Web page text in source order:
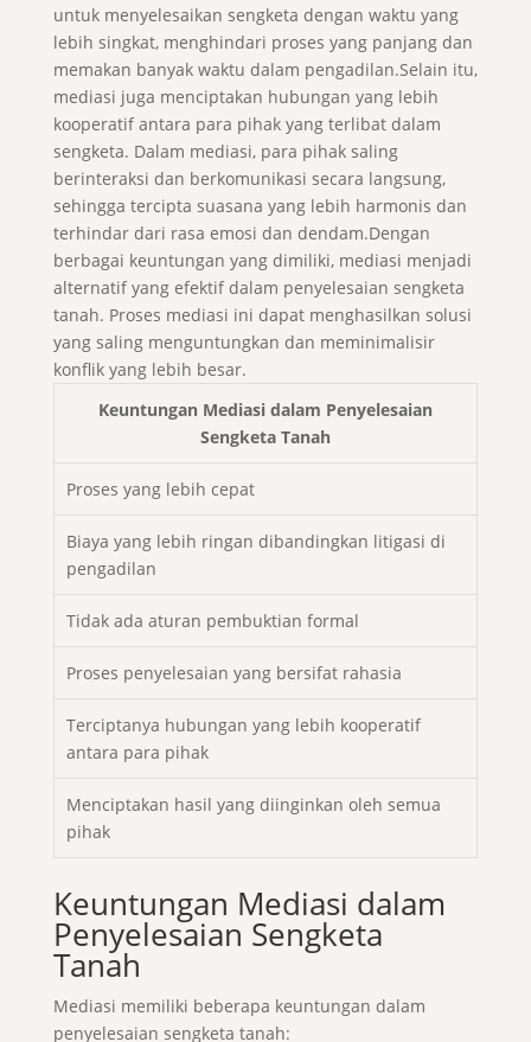
untuk menyelesaikan sengketa dengan waktu yang
lebih singkat, menghindari proses yang panjang dan
memakan banyak waktu dalam pengadilan.Selain itu,
mediasi juga menciptakan hubungan yang lebih
kooperatif antara para pihak yang terlibat dalam
sengketa. Dalam mediasi, para pihak saling
berinteraksi dan berkomunikasi secara langsung,
sehingga tercipta suasana yang lebih harmonis dan
terhindar dari rasa emosi dan dendam.Dengan
berbagai keuntungan yang dimiliki, mediasi menjadi
alternatif yang efektif dalam penyelesaian sengketa
tanah. Proses mediasi ini dapat menghasilkan solusi
yang saling menguntungkan dan meminimalisir
konflik yang lebih besar.
Keuntungan Mediasi dalam Penyelesaian
Sengketa Tanah
Proses yang lebih cepat
Biaya yang lebih ringan dibandingkan litigasi di
pengadilan
Tidak ada aturan pembuktian formal
Proses penyelesaian yang bersifat rahasia
Terciptanya hubungan yang lebih kooperatif
antara para pihak
Menciptakan hasil yang diinginkan oleh semua
pihak
Keuntungan Mediasi dalam
Penyelesaian Sengketa
Tanah
Mediasi memiliki beberapa keuntungan dalam
penyelesaian sengketa tanah: